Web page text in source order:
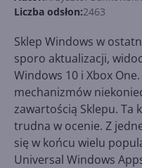
Liczba odsłon:2463
Sklep Windows w
sporo aktualizacji,
Windows 10 i Xbox
mechanizmów
zawartością Sklepu. Ta
trudna w ocenie. Z
się w końcu wielu
Universal Windows